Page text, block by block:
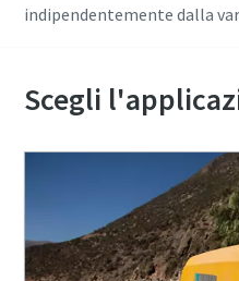
indipendentemente dalla
Scegli